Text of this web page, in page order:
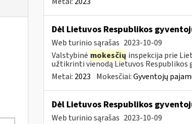
Dėl Lietuvos Respublikos
Web turinio sąrašas 2023-10-09
Valstybinė mokesčių inspekcija prie
užtikrinti vienodą Lietuvos Respublikos
Metai: 2023 Mokesčiai:Gyventojų
Dėl Lietuvos Respublikos
Web turinio sąrašas 2023-10-09